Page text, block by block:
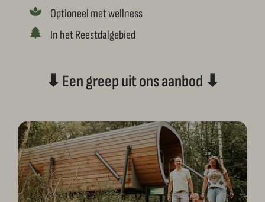
Optioneel met wellness
In het Reestdalgebied
⬇ Een greep uit ons aanbod ⬇